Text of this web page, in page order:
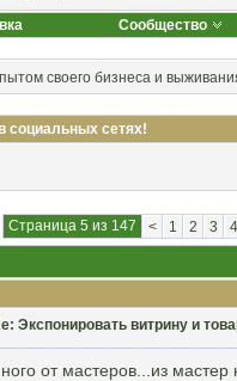
Сообщество
своего бизнеса и
социальных сетях!
Страница 5 из 147 < 1 2 3 4
Экспонировать витрину и
от мастеров...из